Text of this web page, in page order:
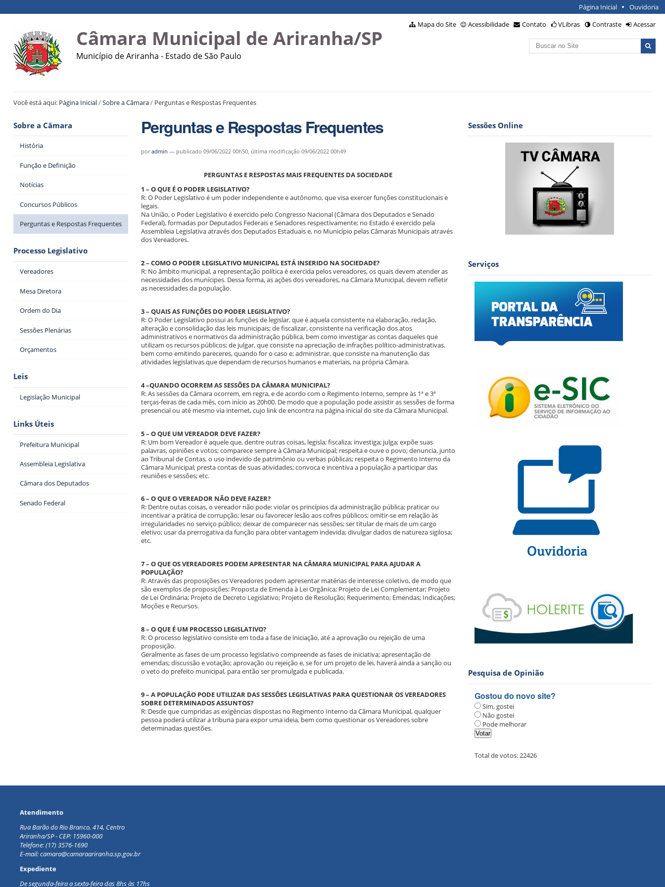
Página Inicial Ouvidoria
Câmara Municipal de Ariranha/SP
Município de Ariranha - Estado de São Paulo
Mapa do Site Acessibilidade Contato VLibras Contraste
Acessar
Busca
Você está aqui: Página Inicial/Sobre a Câmara/ Perguntas e Respostas Frequentes
Sobre a Câmara
História
Função e Definição
Notícias
Concursos Públicos
Perguntas e Respostas Frequentes
Processo Legislativo
Vereadores
Mesa Diretora
Ordem do Dia
Sessões Plenárias
Orçamentos
Leis
Legislação Municipal
Links Úteis
Prefeitura Municipal
Assembleia Legislativa
Câmara dos Deputados
Senado Federal
Perguntas e Respostas Frequentes
poradmin — publicado 09/06/2022 00h50, última modificação 09/06/2022 00h49
PERGUNTAS E RESPOSTAS MAIS FREQUENTES DA SOCIEDADE
1 – O QUE É O PODER LEGISLATIVO?
R: O Poder Legislativo é um poder independente e autônomo, que visa exercer funções constitucionais e
legais.
Na União, o Poder Legislativo é exercido pelo Congresso Nacional (Câmara dos Deputados e Senado
Federal), formadas por Deputados Federais e Senadores respectivamente; no Estado é exercido pela
Assembleia Legislativa através dos Deputados Estaduais e, no Município pelas Câmaras Municipais através
dos Vereadores.
2 – COMO O PODER LEGISLATIVO MUNICIPAL ESTÁ INSERIDO NA SOCIEDADE?
R: No âmbito municipal, a representação política é exercida pelos vereadores, os quais devem atender as
necessidades dos munícipes. Dessa forma, as ações dos vereadores, na Câmara Municipal, devem refletir
as necessidades da população.
3 – QUAIS AS FUNÇÕES DO PODER LEGISLATIVO?
R: O Poder Legislativo possui as funções de legislar, que é aquela consistente na elaboração, redação,
alteração e consolidação das leis municipais; de fiscalizar, consistente na verificação dos atos
administrativos e normativos da administração pública, bem como investigar as contas daqueles que
utilizam os recursos públicos; de julgar, que consiste na apreciação de infrações político-administrativas,
bem como emitindo pareceres, quando for o caso e; administrar, que consiste na manutenção das
atividades legislativas que dependam de recursos humanos e materiais, na própria Câmara.
4 –QUANDO OCORREM AS SESSÕES DA CÂMARA MUNICIPAL?
R: As sessões da Câmara ocorrem, em regra, e de acordo com o Regimento Interno, sempre às 1ª e 3ª
terças-feiras de cada mês, com início as 20h00. De modo que a população pode assistir as sessões de forma
presencial ou até mesmo via internet, cujo link de encontra na página inicial do site da Câmara Municipal.
5 – O QUE UM VEREADOR DEVE FAZER?
R: Um bom Vereador é aquele que, dentre outras coisas, legisla; fiscaliza; investiga; julga; expõe suas
palavras, opiniões e votos; comparece sempre à Câmara Municipal; respeita e ouve o povo; denuncia, junto
ao Tribunal de Contas, o uso indevido de patrimônio ou verbas públicas; respeita o Regimento Interno da
Câmara Municipal; presta contas de suas atividades; convoca e incentiva a população a participar das
reuniões e sessões; etc.
6 – O QUE O VEREADOR NÃO DEVE FAZER?
R: Dentre outas coisas, o vereador não pode: violar os princípios da administração pública; praticar ou
incentivar a prática de corrupção; lesar ou favorecer lesão aos cofres públicos; omitir-se em relação às
irregularidades no serviço público; deixar de comparecer nas sessões; ser titular de mais de um cargo
eletivo; usar da prerrogativa da função para obter vantagem indevida; divulgar dados de natureza sigilosa;
etc.
7 – O QUE OS VEREADORES PODEM APRESENTAR NA CÂMARA MUNICIPAL PARA AJUDAR A
POPULAÇÃO?
R: Através das proposições os Vereadores podem apresentar matérias de interesse coletivo, de modo que
são exemplos de proposições: Proposta de Emenda à Lei Orgânica; Projeto de Lei Complementar; Projeto
de Lei Ordinária; Projeto de Decreto Legislativo; Projeto de Resolução; Requerimento; Emendas; Indicações;
Moções e Recursos.
8 – O QUE É UM PROCESSO LEGISLATIVO?
R: O processo legislativo consiste em toda a fase de iniciação, até a aprovação ou rejeição de uma
proposição.
Geralmente as fases de um processo legislativo compreende as fases de iniciativa; apresentação de
emendas; discussão e votação; aprovação ou rejeição e, se for um projeto de lei, haverá ainda a sanção ou
o veto do prefeito municipal, para então ser promulgada e publicada.
9 – A POPULAÇÃO PODE UTILIZAR DAS SESSÕES LEGISLATIVAS PARA QUESTIONAR OS VEREADORES
SOBRE DETERMINADOS ASSUNTOS?
R: Desde que cumpridas as exigências dispostas no Regimento Interno da Câmara Municipal, qualquer
pessoa poderá utilizar a tribuna para expor uma ideia, bem como questionar os Vereadores sobre
determinadas questões.
Sessões Online
Serviços
Pesquisa de Opinião
Gostou do novo site?
Sim, gostei
Não gostei
Pode melhorar
Total de votos:22426
Atendimento
Rua Barão do Rio Branco, 414, Centro
Ariranha/SP - CEP: 15960-000
Telefone: (17) 3576-1690
E-mail: camara@camaraariranha.sp.gov.br
Expediente
De segunda-feira a sexta-feira das 8hs às 17hs